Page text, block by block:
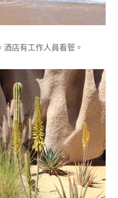
店有工作人員看管。